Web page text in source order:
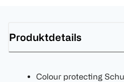
Produktdetails
Colour protecting